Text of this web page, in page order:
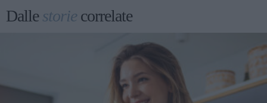
Dallestorie correlate